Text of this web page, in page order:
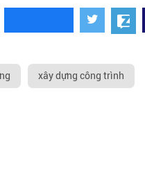
xây dựng công trình